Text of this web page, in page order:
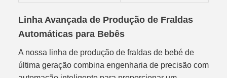
Linha Avançada de Produção de Fraldas
Automáticas para Bebês
A nossa linha de produção de fraldas de bebé de
última geração combina engenharia de precisão com